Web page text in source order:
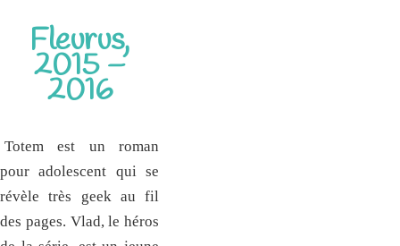
Fleurus,
2015 –
2016
Totem est un roman
pour adolescent qui se
révèle très geek au fil
des pages. Vlad, le héros